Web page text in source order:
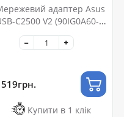
адаптер Asus
C2500 V2 (90IG0A60-
MW0L0V)
Купити в 1 клік